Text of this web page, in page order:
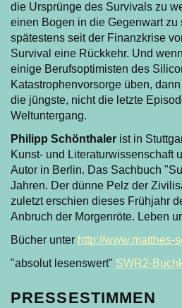
die Ursprünge des Survivals zu
einen Bogen in die Gegenwart zu
spätestens seit der Finanzkrise
Survival eine Rückkehr. Und
einige Berufsoptimisten des
Katastrophenvorsorge üben,
die jüngste, nicht die letzte
Weltuntergang.
Philipp Schönthaler ist in
Kunst- und Literaturwissenschaft
Autor in Berlin. Das Sachbuch
Jahren. Der dünne Pelz der
zuletzt erschien dieses Frühjahr
Anbruch der Morgenröte. Leben
Bücher unter http://www.matthes-
"absolut lesenswert" SWR2-
PRESSESTIMMEN